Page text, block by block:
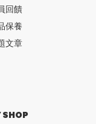
回饋
保養
文章
SHOP